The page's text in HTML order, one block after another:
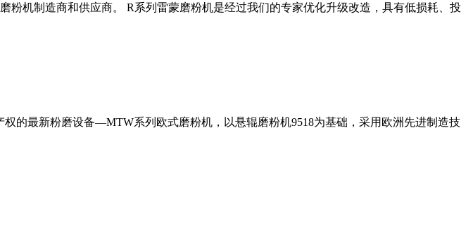
机制造商和供应商。 R系列雷蒙磨粉机是经过我们的专家优化升级改造，具有低损耗、投
的最新粉磨设备—MTW系列欧式磨粉机，以悬辊磨粉机9518为基础，采用欧洲先进制造技